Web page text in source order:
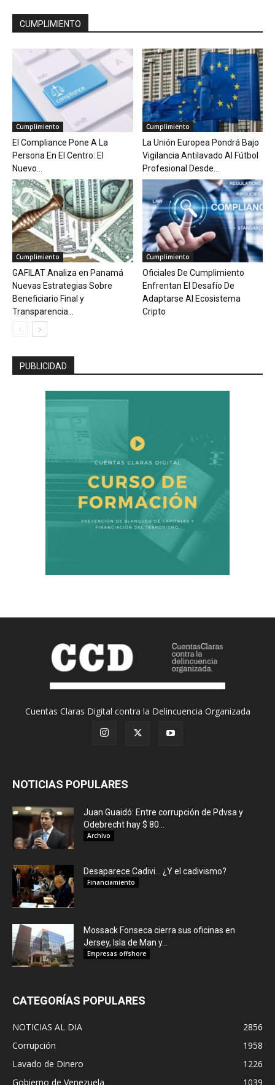
CUMPLIMIENTO
Cumplimiento
El Compliance Pone A La
Persona En El Centro: El
Nuevo...
Cumplimiento
La Unión Europea Pondrá Bajo
Vigilancia Antilavado Al Fútbol
Profesional Desde...
Cumplimiento
GAFILAT Analiza en Panamá
Nuevas Estrategias Sobre
Beneficiario Final y
Transparencia...
Cumplimiento
Oficiales De Cumplimiento
Enfrentan El Desafío De
Adaptarse Al Ecosistema
Cripto
PUBLICIDAD
Cuentas Claras Digital contra la Delincuencia Organizada
NOTICIAS POPULARES
Juan Guaidó: Entre corrupción de Pdvsa y
Odebrecht hay $ 80...
Archivo
Desaparece Cadivi… ¿Y el cadivismo?
Financiamiento
Mossack Fonseca cierra sus oficinas en
Jersey, Isla de Man y...
Empresas offshore
CATEGORÍAS POPULARES
NOTICIAS AL DIA
2856
Corrupción
1958
Lavado de Dinero
1226
Gobierno de Venezuela
1039